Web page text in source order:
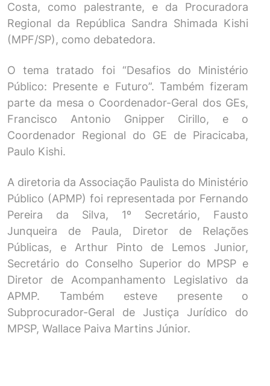
Costa, como palestrante, e da Procuradora
Regional da República Sandra Shimada Kishi
(MPF/SP), como debatedora.
O tema tratado foi “Desafios do Ministério
Público: Presente e Futuro”. Também fizeram
parte da mesa o Coordenador-Geral dos GEs,
Francisco Antonio Gnipper Cirillo, e o
Coordenador Regional do GE de Piracicaba,
Paulo Kishi.
A diretoria da Associação Paulista do Ministério
Público (APMP) foi representada por Fernando
Pereira da Silva, 1º Secretário, Fausto
Junqueira de Paula, Diretor de Relações
Públicas, e Arthur Pinto de Lemos Junior,
Secretário do Conselho Superior do MPSP e
Diretor de Acompanhamento Legislativo da
APMP. Também esteve presente o
Subprocurador-Geral de Justiça Jurídico do
MPSP, Wallace Paiva Martins Júnior.